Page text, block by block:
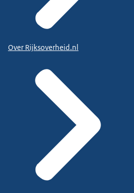
Over Rijksoverheid.nl